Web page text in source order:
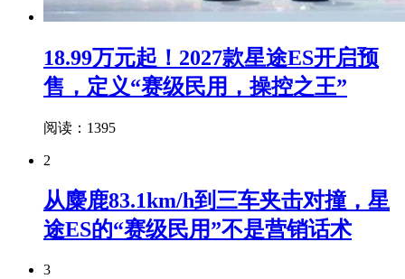
18.99万元起！2027款星途ES开启预
售，定义“赛级民用，操控之王”
阅读：1395
2
从麋鹿83.1km/h到三车夹击对撞，星
途ES的“赛级民用”不是营销话术
3